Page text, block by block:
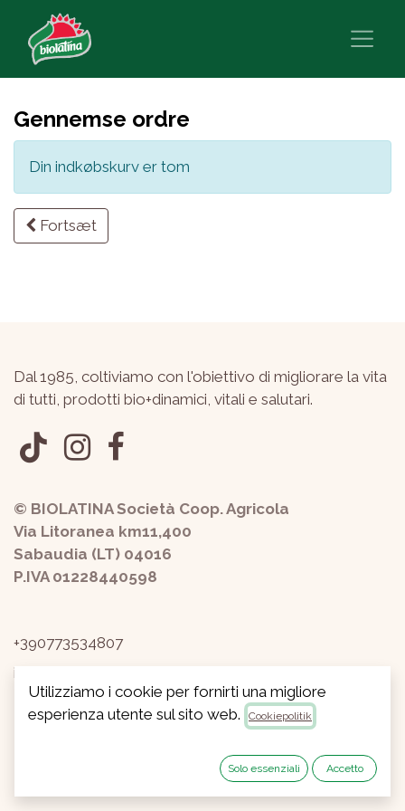
Gennemse ordre
Din indkøbskurv er tom
Fortsæt
Dal 1985, coltiviamo con l'obiettivo di migliorare la vita
di tutti, prodotti bio+dinamici, vitali e salutari.
© BIOLATINA Società Coop. Agricola
Via Litoranea km11,400
Sabaudia (LT) 04016
P.IVA 01228440598
+390773534807
info@biolatina.it
Privacy-Termini e condizioni
Copyright © Biolatina Soc.Coop.Agricola Dansk
Open Source e-handel
Utilizziamo i cookie per fornirti una migliore
esperienza utente sul sito web.
Cookiepolitik
Solo essenziali Accetto